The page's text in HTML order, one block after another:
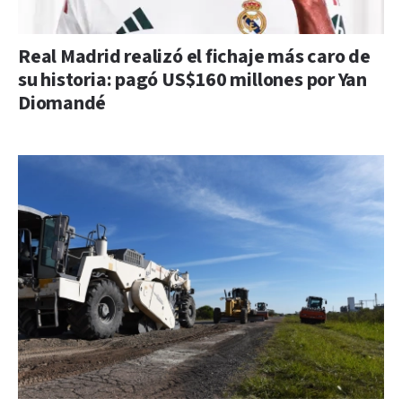
Real Madrid realizó el fichaje más caro de
su historia: pagó US$160 millones por Yan
Diomandé